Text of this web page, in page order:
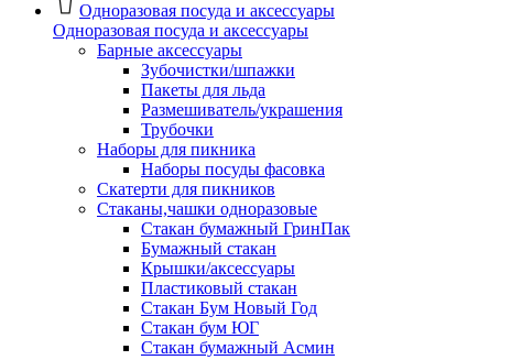
Одноразовая посуда и аксессуары
Одноразовая посуда и аксессуары
Барные аксессуары
Зубочистки/шпажки
Пакеты для льда
Размешиватель/украшения
Трубочки
Наборы для пикника
Наборы посуды фасовка
Скатерти для пикников
Стаканы,чашки одноразовые
Cтакан бумажный ГринПак
Бумажный стакан
Крышки/аксессуары
Пластиковый стакан
Стакан Бум Новый Год
Стакан бум ЮГ
Стакан бумажный Асмин